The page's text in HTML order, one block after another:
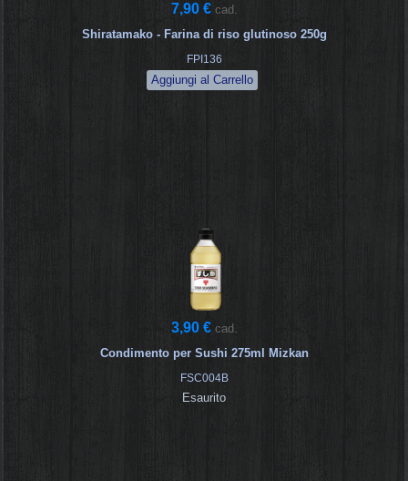
7,90 € cad.
Shiratamako - Farina di riso glutinoso 250g
FPI136
3,90 € cad.
Condimento per Sushi 275ml Mizkan
FSC004B
Esaurito